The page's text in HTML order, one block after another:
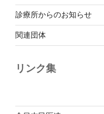
診療所からのお知らせ
関連団体
リンク集